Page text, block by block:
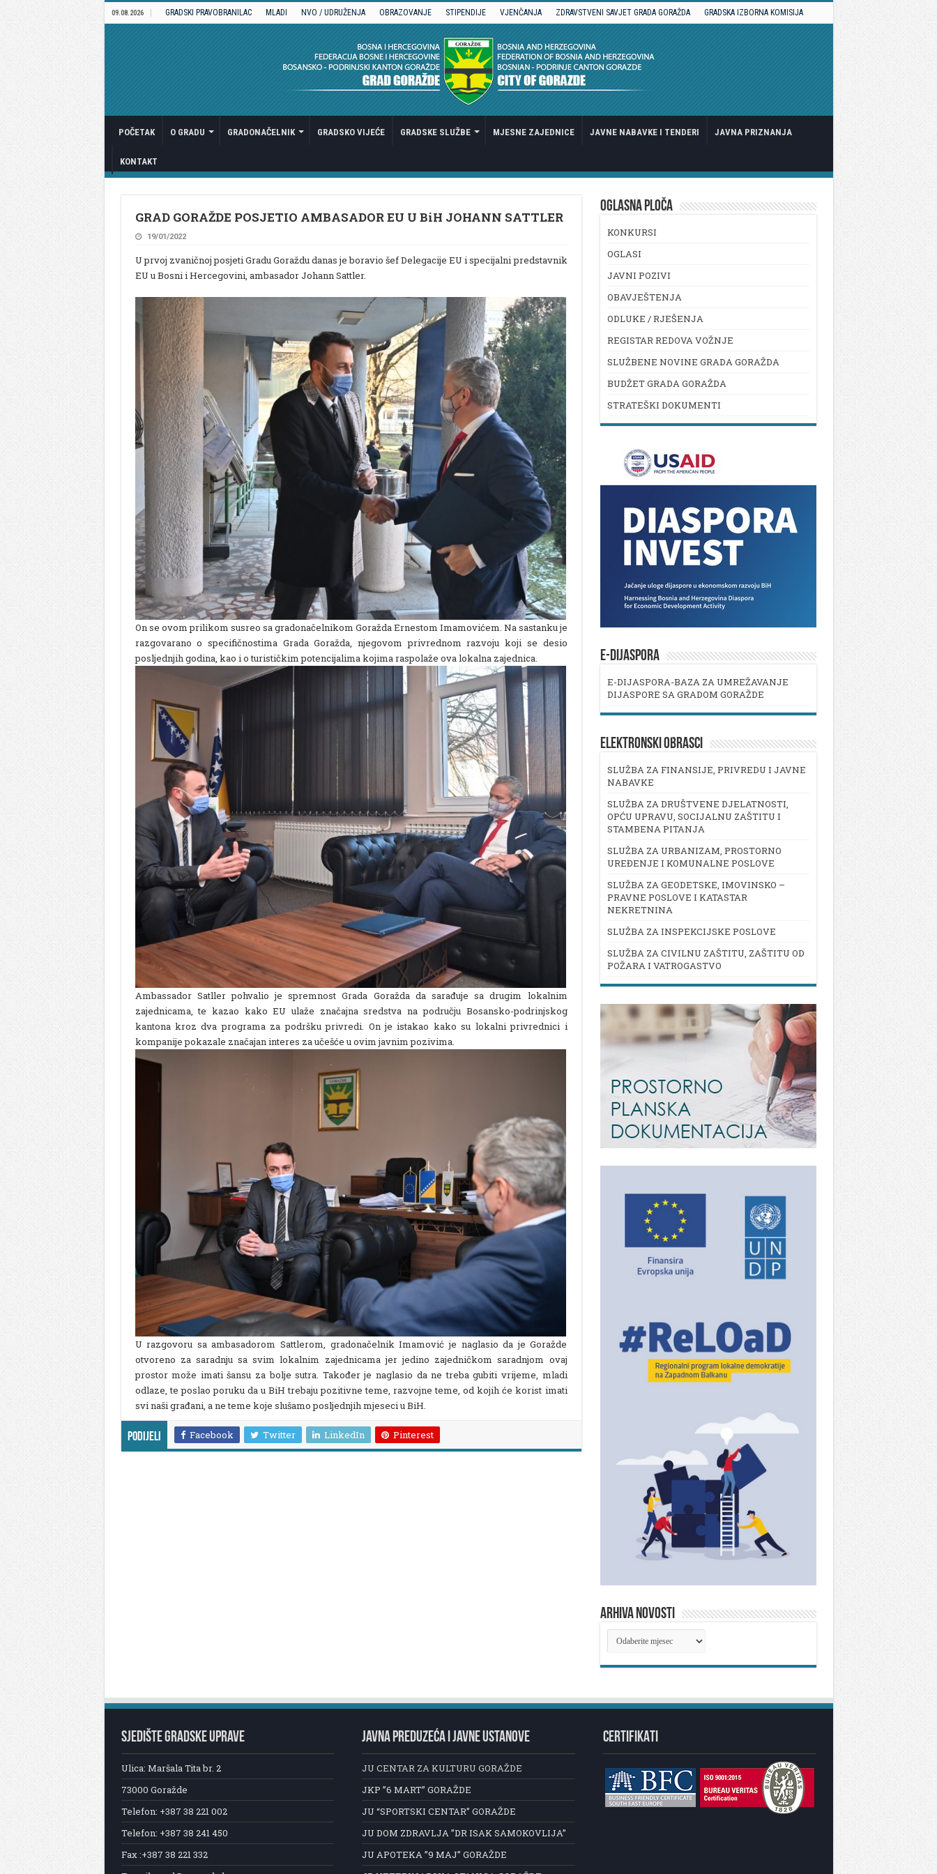
09.08.2026 GRADSKI PRAVOBRANILAC MLADI NVO / UDRUŽENJA OBRAZOVANJE STIPENDIJE VJENČANJA ZDRAVSTVENI SAVJET GRADA GORAŽDA GRADSKA IZBORNA KOMISIJA
POČETAK O GRADU GRADONAČELNIK GRADSKO VIJEĆE GRADSKE SLUŽBE MJESNE ZAJEDNICE JAVNE NABAVKE I TENDERI JAVNA PRIZNANJA
KONTAKT
GRAD GORAŽDE POSJETIO AMBASADOR EU U BiH JOHANN SATTLER
19/01/2022
U prvoj zvaničnoj posjeti Gradu Goraždu danas je boravio šef Delegacije EU i specijalni predstavnik
EU u Bosni i Hercegovini, ambasador Johann Sattler.
On se ovom prilikom susreo sa gradonačelnikom Goražda Ernestom Imamovićem. Na sastanku je
razgovarano o specifičnostima Grada Goražda, njegovom privrednom razvoju koji se desio
posljednjih godina, kao i o turističkim potencijalima kojima raspolaže ova lokalna zajednica.
Ambassador Satller pohvalio je spremnost Grada Goražda da sarađuje sa drugim lokalnim
zajednicama, te kazao kako EU ulaže značajna sredstva na području Bosansko-podrinjskog
kantona kroz dva programa za podršku privredi. On je istakao kako su lokalni privrednici i
kompanije pokazale značajan interes za učešće u ovim javnim pozivima.
U razgovoru sa ambasadorom Sattlerom, gradonačelnik Imamović je naglasio da je Goražde
otvoreno za saradnju sa svim lokalnim zajednicama jer jedino zajedničkom saradnjom ovaj
prostor može imati šansu za bolje sutra. Također je naglasio da ne treba gubiti vrijeme, mladi
odlaze, te poslao poruku da u BiH trebaju pozitivne teme, razvojne teme, od kojih će korist imati
svi naši građani, a ne teme koje slušamo posljednjih mjeseci u BiH.
Podijeli Facebook Twitter LinkedIn Pinterest
OGLASNA PLOČA
KONKURSI
OGLASI
JAVNI POZIVI
OBAVJEŠTENJA
ODLUKE / RJEŠENJA
REGISTAR REDOVA VOŽNJE
SLUŽBENE NOVINE GRADA GORAŽDA
BUDŽET GRADA GORAŽDA
STRATEŠKI DOKUMENTI
E-DIJASPORA
E-DIJASPORA-BAZA ZA UMREŽAVANJE
DIJASPORE SA GRADOM GORAŽDE
ELEKTRONSKI OBRASCI
SLUŽBA ZA FINANSIJE, PRIVREDU I JAVNE
NABAVKE
SLUŽBA ZA DRUŠTVENE DJELATNOSTI,
OPĆU UPRAVU, SOCIJALNU ZAŠTITU I
STAMBENA PITANJA
SLUŽBA ZA URBANIZAM, PROSTORNO
UREĐENJE I KOMUNALNE POSLOVE
SLUŽBA ZA GEODETSKE, IMOVINSKO –
PRAVNE POSLOVE I KATASTAR
NEKRETNINA
SLUŽBA ZA INSPEKCIJSKE POSLOVE
SLUŽBA ZA CIVILNU ZAŠTITU, ZAŠTITU OD
POŽARA I VATROGASTVO
ARHIVA NOVOSTI
ARHIVA
NOVOSTI
SJEDIŠTE GRADSKE UPRAVE
Ulica: Maršala Tita br. 2
73000 Goražde
Telefon: +387 38 221 002
Telefon: +387 38 241 450
Fax :+387 38 221 332
JAVNA PREDUZEĆA I JAVNE USTANOVE
JU CENTAR ZA KULTURU GORAŽDE
JKP ”6 MART” GORAŽDE
JU “SPORTSKI CENTAR” GORAŽDE
JU DOM ZDRAVLJA ”DR ISAK SAMOKOVLIJA”
JU APOTEKA ”9 MAJ” GORAŽDE
CERTIFIKATI